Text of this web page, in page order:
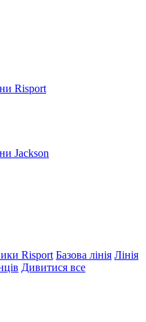
Risport
Jackson
Risport Базова лінія Лінія
Дивитися все